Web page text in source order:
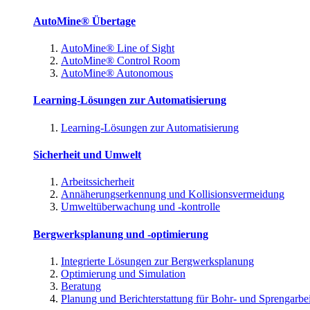
AutoMine® Übertage
AutoMine® Line of Sight
AutoMine® Control Room
AutoMine® Autonomous
Learning-Lösungen zur Automatisierung
Learning-Lösungen zur Automatisierung
Sicherheit und Umwelt
Arbeitssicherheit
Annäherungserkennung und Kollisionsvermeidung
Umweltüberwachung und -kontrolle
Bergwerksplanung und -optimierung
Integrierte Lösungen zur Bergwerksplanung
Optimierung und Simulation
Beratung
Planung und Berichterstattung für Bohr- und